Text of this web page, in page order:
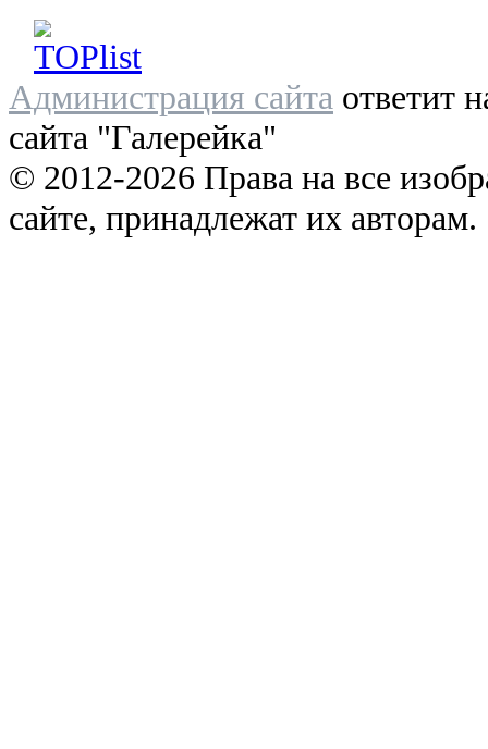
Администрация сайта ответит
сайта "Галерейка"
© 2012-2026 Права на все
сайте, принадлежат их авторам.